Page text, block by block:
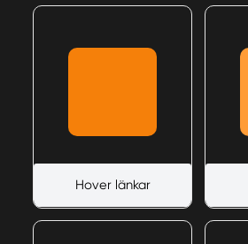
Hover länkar